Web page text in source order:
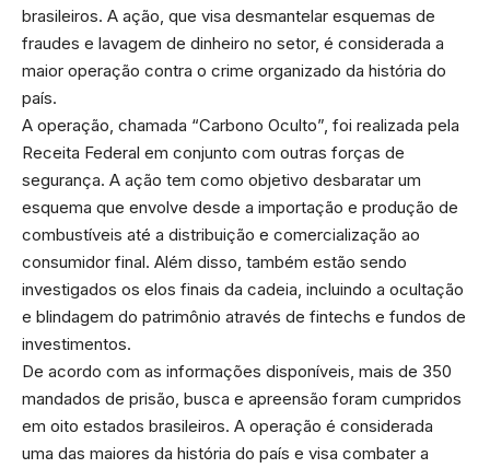
brasileiros. A ação, que visa desmantelar esquemas de
fraudes e lavagem de dinheiro no setor, é considerada a
maior operação contra o crime organizado da história do
país.
A operação, chamada “Carbono Oculto”, foi realizada pela
Receita Federal em conjunto com outras forças de
segurança. A ação tem como objetivo desbaratar um
esquema que envolve desde a importação e produção de
combustíveis até a distribuição e comercialização ao
consumidor final. Além disso, também estão sendo
investigados os elos finais da cadeia, incluindo a ocultação
e blindagem do patrimônio através de fintechs e fundos de
investimentos.
De acordo com as informações disponíveis, mais de 350
mandados de prisão, busca e apreensão foram cumpridos
em oito estados brasileiros. A operação é considerada
uma das maiores da história do país e visa combater a